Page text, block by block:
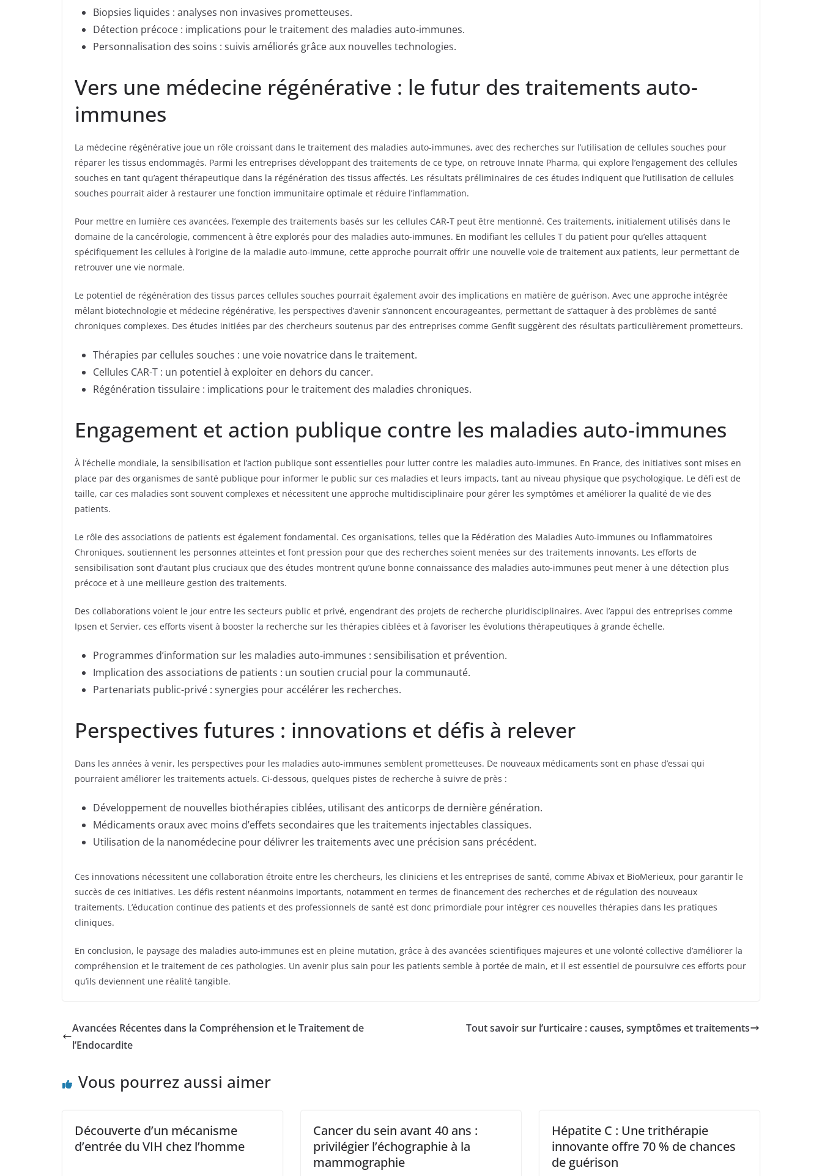
Biopsies liquides : analyses non invasives prometteuses.
Détection précoce : implications pour le traitement des maladies auto-immunes.
Personnalisation des soins : suivis améliorés grâce aux nouvelles technologies.
Vers une médecine régénérative : le futur des traitements auto-
immunes
La médecine régénérative joue un rôle croissant dans le traitement des maladies auto-immunes, avec des recherches sur l’utilisation de cellules souches pour
réparer les tissus endommagés. Parmi les entreprises développant des traitements de ce type, on retrouve Innate Pharma, qui explore l’engagement des cellules
souches en tant qu’agent thérapeutique dans la régénération des tissus affectés. Les résultats préliminaires de ces études indiquent que l’utilisation de cellules
souches pourrait aider à restaurer une fonction immunitaire optimale et réduire l’inflammation.
Pour mettre en lumière ces avancées, l’exemple des traitements basés sur les cellules CAR-T peut être mentionné. Ces traitements, initialement utilisés dans le
domaine de la cancérologie, commencent à être explorés pour des maladies auto-immunes. En modifiant les cellules T du patient pour qu’elles attaquent
spécifiquement les cellules à l’origine de la maladie auto-immune, cette approche pourrait offrir une nouvelle voie de traitement aux patients, leur permettant de
retrouver une vie normale.
Le potentiel de régénération des tissus parces cellules souches pourrait également avoir des implications en matière de guérison. Avec une approche intégrée
mêlant biotechnologie et médecine régénérative, les perspectives d’avenir s’annoncent encourageantes, permettant de s’attaquer à des problèmes de santé
chroniques complexes. Des études initiées par des chercheurs soutenus par des entreprises comme Genfit suggèrent des résultats particulièrement prometteurs.
Thérapies par cellules souches : une voie novatrice dans le traitement.
Cellules CAR-T : un potentiel à exploiter en dehors du cancer.
Régénération tissulaire : implications pour le traitement des maladies chroniques.
Engagement et action publique contre les maladies auto-immunes
À l’échelle mondiale, la sensibilisation et l’action publique sont essentielles pour lutter contre les maladies auto-immunes. En France, des initiatives sont mises en
place par des organismes de santé publique pour informer le public sur ces maladies et leurs impacts, tant au niveau physique que psychologique. Le défi est de
taille, car ces maladies sont souvent complexes et nécessitent une approche multidisciplinaire pour gérer les symptômes et améliorer la qualité de vie des
patients.
Le rôle des associations de patients est également fondamental. Ces organisations, telles que la Fédération des Maladies Auto-immunes ou Inflammatoires
Chroniques, soutiennent les personnes atteintes et font pression pour que des recherches soient menées sur des traitements innovants. Les efforts de
sensibilisation sont d’autant plus cruciaux que des études montrent qu’une bonne connaissance des maladies auto-immunes peut mener à une détection plus
précoce et à une meilleure gestion des traitements.
Des collaborations voient le jour entre les secteurs public et privé, engendrant des projets de recherche pluridisciplinaires. Avec l’appui des entreprises comme
Ipsen et Servier, ces efforts visent à booster la recherche sur les thérapies ciblées et à favoriser les évolutions thérapeutiques à grande échelle.
Programmes d’information sur les maladies auto-immunes : sensibilisation et prévention.
Implication des associations de patients : un soutien crucial pour la communauté.
Partenariats public-privé : synergies pour accélérer les recherches.
Perspectives futures : innovations et défis à relever
Dans les années à venir, les perspectives pour les maladies auto-immunes semblent prometteuses. De nouveaux médicaments sont en phase d’essai qui
pourraient améliorer les traitements actuels. Ci-dessous, quelques pistes de recherche à suivre de près :
Développement de nouvelles biothérapies ciblées, utilisant des anticorps de dernière génération.
Médicaments oraux avec moins d’effets secondaires que les traitements injectables classiques.
Utilisation de la nanomédecine pour délivrer les traitements avec une précision sans précédent.
Ces innovations nécessitent une collaboration étroite entre les chercheurs, les cliniciens et les entreprises de santé, comme Abivax et BioMerieux, pour garantir le
succès de ces initiatives. Les défis restent néanmoins importants, notamment en termes de financement des recherches et de régulation des nouveaux
traitements. L’éducation continue des patients et des professionnels de santé est donc primordiale pour intégrer ces nouvelles thérapies dans les pratiques
cliniques.
En conclusion, le paysage des maladies auto-immunes est en pleine mutation, grâce à des avancées scientifiques majeures et une volonté collective d’améliorer la
compréhension et le traitement de ces pathologies. Un avenir plus sain pour les patients semble à portée de main, et il est essentiel de poursuivre ces efforts pour
qu’ils deviennent une réalité tangible.
Avancées Récentes dans la Compréhension et le Traitement de
l’Endocardite
Tout savoir sur l’urticaire : causes, symptômes et traitements
Vous pourrez aussi aimer
Découverte d’un mécanisme
d’entrée du VIH chez l’homme
Cancer du sein avant 40 ans :
privilégier l’échographie à la
mammographie
Hépatite C : Une trithérapie
innovante offre 70 % de chances
de guérison